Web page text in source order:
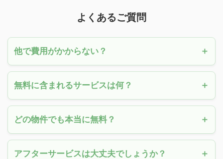
よくあるご質問
他で費用がかからない？
無料に含まれるサービスは何？
どの物件でも本当に無料？
アフターサービスは大丈夫でしょうか？